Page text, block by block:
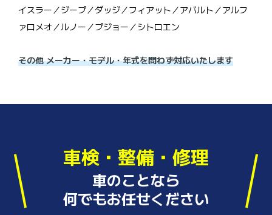
イスラー／ジープ／ダッジ／フィアット／アバルト／アルフ
ァロメオ／ルノー／プジョー／シトロエン
その他 メーカー・モデル・年式を問わず対応いたします
車検・整備・修理
車のことなら
何でもお任せください